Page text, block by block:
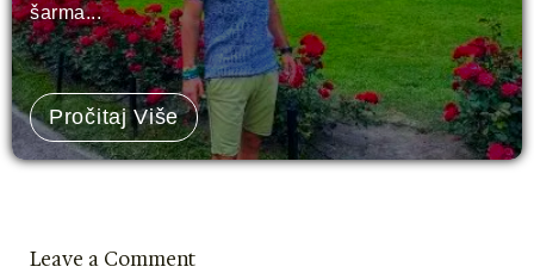
šarma...
Pročitaj Više
Leave a Comment